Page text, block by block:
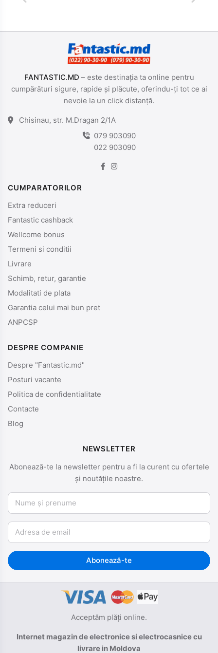
FANTASTIC.MD – este destinația ta online pentru
cumpărături sigure, rapide și plăcute, oferindu-ți tot ce ai
nevoie la un click distanță.
Chisinau, str. M.Dragan 2/1A
079 903090
022 903090
CUMPARATORILOR
Extra reduceri
Fantastic cashback
Wellcome bonus
Termeni si conditii
Livrare
Schimb, retur, garantie
Modalitati de plata
Garantia celui mai bun pret
ANPCSP
DESPRE COMPANIE
Despre "Fantastic.md"
Posturi vacante
Politica de confidentialitate
Contacte
Blog
NEWSLETTER
Abonează-te la newsletter pentru a fi la curent cu ofertele
și noutățile noastre.
Nume și prenume
Email
Abonează-te
Acceptăm plăți online.
Internet magazin de electronice si electrocasnice cu
livrare in Moldova